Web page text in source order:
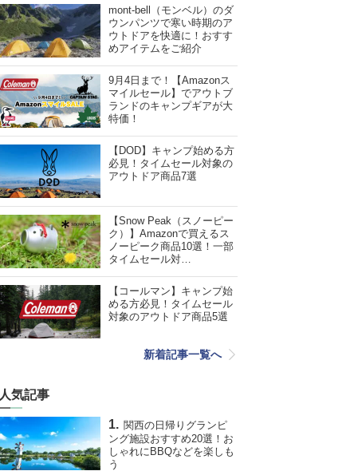
mont-bell（モンベル）のダ
ウンパンツで寒い時期のア
ウトドアを快適に！おすす
めアイテムをご紹介
9月4日まで！【Amazonス
マイルセール】でアウトブ
ランドのキャンプギアが大
特価！
【DOD】キャンプ始める方
必見！タイムセール対象の
アウトドア商品7選
【Snow Peak（スノーピー
ク）】Amazonで買えるス
ノーピーク商品10選！一部
タイムセール対…
【コールマン】キャンプ始
める方必見！タイムセール
対象のアウトドア商品5選
新着記事一覧へ
人気記事
関西の日帰りグランピ
ング施設おすすめ20選！お
しゃれにBBQなどを楽しも
う